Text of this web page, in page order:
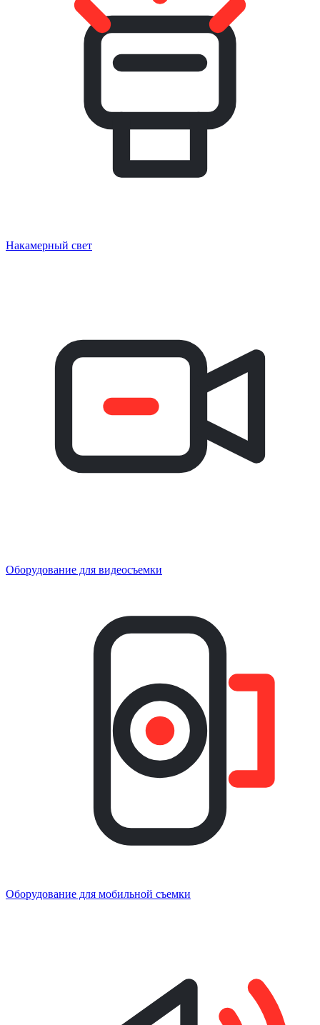
Накамерный свет
Оборудование для видеосъемки
Оборудование для мобильной съемки